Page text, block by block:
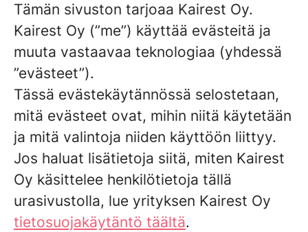
Tämän sivuston tarjoaa Kairest Oy.
Kairest Oy (”me”) käyttää evästeitä ja
muuta vastaavaa teknologiaa (yhdessä
”evästeet”).
Tässä evästekäytännössä selostetaan,
mitä evästeet ovat, mihin niitä käytetään
ja mitä valintoja niiden käyttöön liittyy.
Jos haluat lisätietoja siitä, miten Kairest
Oy käsittelee henkilötietoja tällä
urasivustolla, lue yrityksen Kairest Oy
tietosuojakäytäntö täältä.